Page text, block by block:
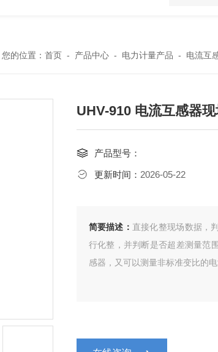
您的位置： 首页- 产品中心- 电力计量产品 - 电流互
UHV-910 电流互感器
产品型号：
更新时间： 2026-05-22
简要描述： 直接化整现场数据，
行化整，并判断是否超差测量范
感器，又可以测量非标准变比的